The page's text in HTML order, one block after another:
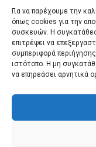
Για να παρέχουμε την
όπως cookies για την
συσκευών. Η
επιτρέψει να
συμπεριφορά
ιστότοπο. Η μη
να επηρεάσει αρνητικά
email:
Ωρες Λειτουργίας:
Δευτέρα –